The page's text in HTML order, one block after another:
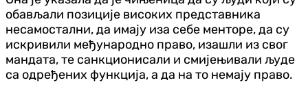
обављали позиције високих представника
несамостални, да имају иза себе менторе, да су
искривили међународно право, изашли из свог
мандата, те санкционисали и смијењивали људе
са одређених функција, а да на то немају право.